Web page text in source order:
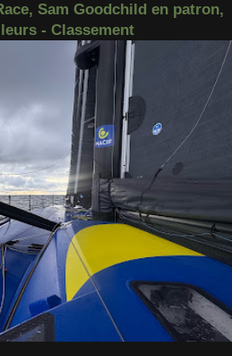
Sam Goodchild en patron,
- Classement